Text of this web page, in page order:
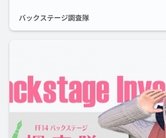
バックステージ調査隊